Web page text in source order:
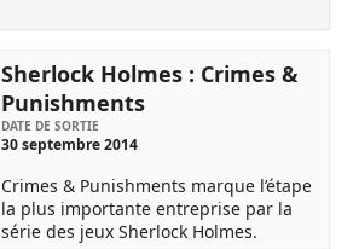
Sherlock Holmes : Crimes &
Punishments
DATE DE SORTIE
30 septembre 2014
Crimes & Punishments marque l’étape
la plus importante entreprise par la
série des jeux Sherlock Holmes.